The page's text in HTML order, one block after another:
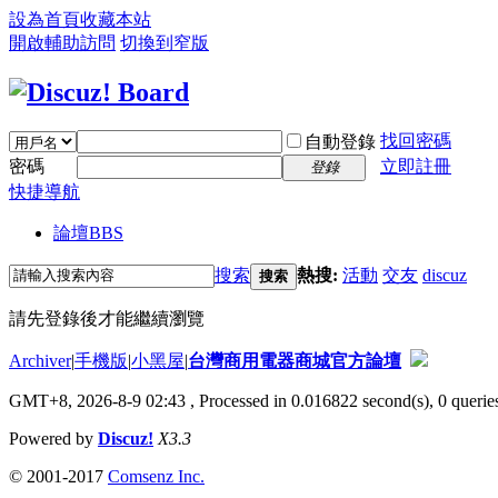
設為首頁收藏本站
開啟輔助訪問 切換到窄版
自動登錄 找回密碼
密碼
登錄
立即註冊
快捷導航
論壇BBS
搜索 搜索 熱搜: 活動 交友 discuz
請先登錄後才能繼續瀏覽
Archiver|手機版|小黑屋|台灣商用電器商城官方論壇
GMT+8, 2026-8-9 02:43 , Processed in 0.016822 second(s), 0
Powered by Discuz! X3.3
© 2001-2017 Comsenz Inc.